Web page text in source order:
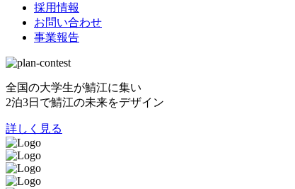
採用情報
お問い合わせ
事業報告
全国の大学生が鯖江に集い
2泊3日で鯖江の未来をデザイン
詳しく見る